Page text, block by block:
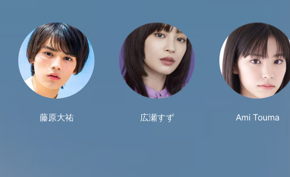
藤原大祐 広瀬すず Ami Touma